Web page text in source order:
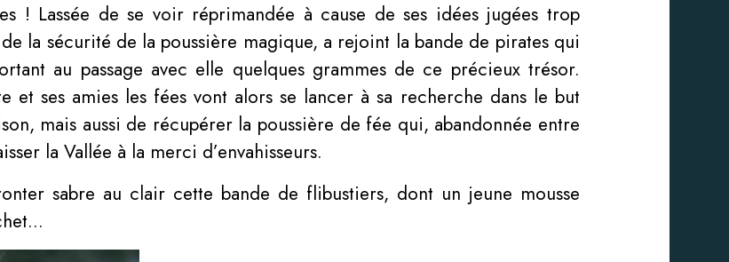
! Lassée de se voir réprimandée à cause de ses idées jugées trop
la sécurité de la poussière magique, a rejoint la bande de pirates qui
au passage avec elle quelques grammes de ce précieux trésor.
et ses amies les fées vont alors se lancer à sa recherche dans le but
mais aussi de récupérer la poussière de fée qui, abandonnée entre
la Vallée à la merci d’envahisseurs.
sabre au clair cette bande de flibustiers, dont un jeune mousse